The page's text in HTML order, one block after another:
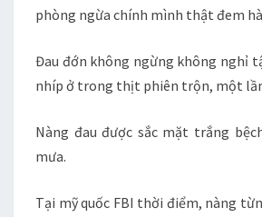
phòng ngừa chính mình thật đem
Đau đớn không ngừng không nghỉ
nhíp ở trong thịt phiên trộn, một
Nàng đau được sắc mặt trắng
mưa.
Tại mỹ quốc FBI thời điểm, nàng